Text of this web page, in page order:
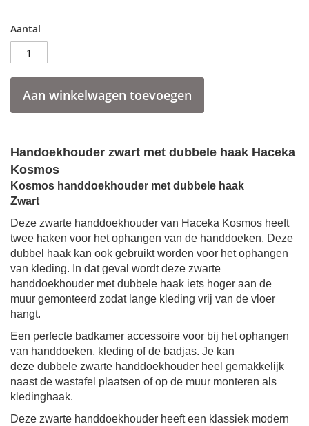
Aantal
Aan winkelwagen toevoegen
Handoekhouder zwart met dubbele haak Haceka
Kosmos
Kosmos handdoekhouder met dubbele haak
Zwart
Deze zwarte handdoekhouder van Haceka Kosmos heeft
twee haken voor het ophangen van de handdoeken. Deze
dubbel haak kan ook gebruikt worden voor het ophangen
van kleding. In dat geval wordt deze zwarte
handdoekhouder met dubbele haak iets hoger aan de
muur gemonteerd zodat lange kleding vrij van de vloer
hangt.
Een perfecte badkamer accessoire voor bij het ophangen
van handdoeken, kleding of de badjas. Je kan
deze dubbele zwarte handdoekhouder heel gemakkelijk
naast de wastafel plaatsen of op de muur monteren als
kledinghaak.
Deze zwarte handdoekhouder heeft een klassiek modern
gallery